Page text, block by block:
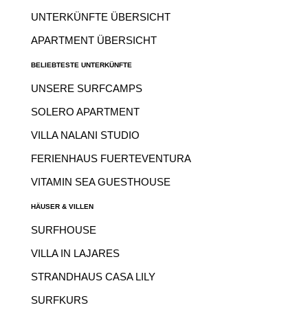
UNTERKÜNFTE ÜBERSICHT
APARTMENT ÜBERSICHT
BELIEBTESTE UNTERKÜNFTE
UNSERE SURFCAMPS
SOLERO APARTMENT
VILLA NALANI STUDIO
FERIENHAUS FUERTEVENTURA
VITAMIN SEA GUESTHOUSE
HÄUSER & VILLEN
SURFHOUSE
VILLA IN LAJARES
STRANDHAUS CASA LILY
SURFKURS